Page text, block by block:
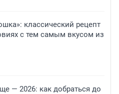
классический рецепт
с тем самым вкусом из
— 2026: как добраться до